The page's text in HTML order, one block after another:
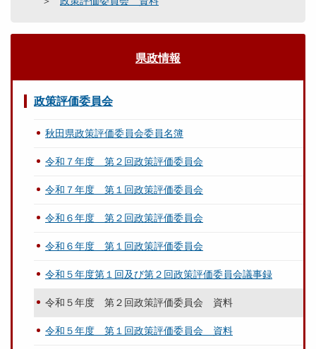
県政情報
政策評価委員会
秋田県政策評価委員会委員名簿
令和７年度 第２回政策評価委員会
令和７年度 第１回政策評価委員会
令和６年度 第２回政策評価委員会
令和６年度 第１回政策評価委員会
令和５年度第１回及び第２回政策評価委員会議事録
令和５年度 第２回政策評価委員会 資料
令和５年度 第１回政策評価委員会 資料